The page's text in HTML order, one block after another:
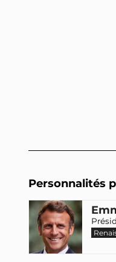
Personnalités